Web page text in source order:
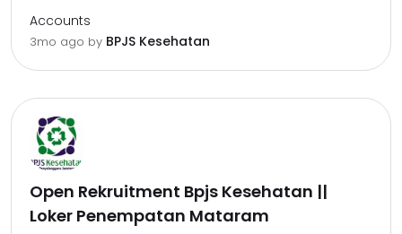
Accounts
3mo ago by BPJS Kesehatan
Open Rekruitment Bpjs Kesehatan ||
Loker Penempatan Mataram